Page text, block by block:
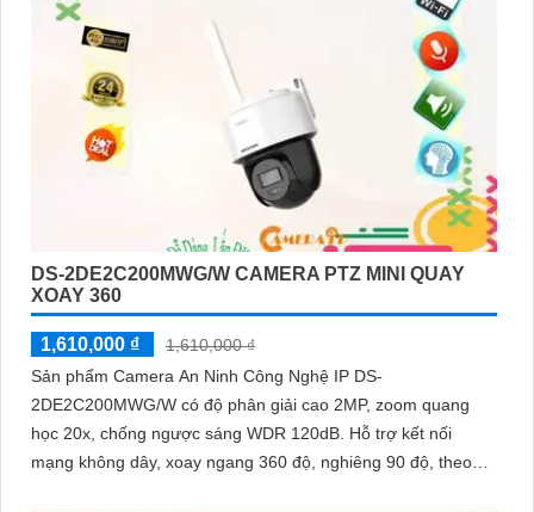
DS-2DE2C200MWG/W CAMERA PTZ MINI QUAY
XOAY 360
1,610,000 ₫
1,610,000 ₫
Sản phẩm Camera An Ninh Công Nghệ IP DS-
2DE2C200MWG/W có độ phân giải cao 2MP, zoom quang
học 20x, chống ngược sáng WDR 120dB. Hỗ trợ kết nối
mạng không dây, xoay ngang 360 độ, nghiêng 90 độ, theo